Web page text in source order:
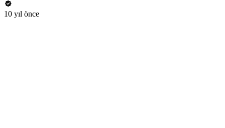
10 yıl önce